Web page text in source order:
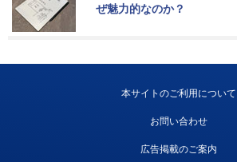
ぜ魅力的なのか？
本サイトのご利用について
お問い合わせ
広告掲載のご案内